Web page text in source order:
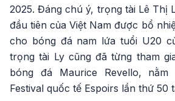
2025. Đáng chú ý, trọng tài Lê Thị
đầu tiên của Việt Nam được bổ
cho bóng đá nam lứa tuổi U20
trọng tài Ly cũng đã từng tham
bóng đá Maurice Revello,
Festival quốc tế Espoirs lần thứ 50